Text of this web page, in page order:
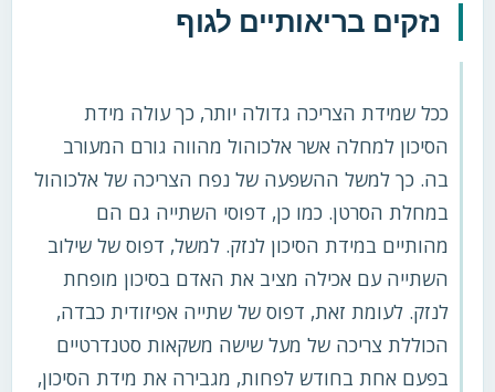
נזקים בריאותיים לגוף
ככל שמידת הצריכה גדולה יותר, כך עולה מידת
הסיכון למחלה אשר אלכוהול מהווה גורם המעורב
בה. כך למשל ההשפעה של נפח הצריכה של אלכוהול
במחלת הסרטן. כמו כן, דפוסי השתייה גם הם
מהותיים במידת הסיכון לנזק. למשל, דפוס של שילוב
השתייה עם אכילה מציב את האדם בסיכון מופחת
לנזק. לעומת זאת, דפוס של שתייה אפיזודית כבדה,
הכוללת צריכה של מעל שישה משקאות סטנדרטיים
בפעם אחת בחודש לפחות, מגבירה את מידת הסיכון,